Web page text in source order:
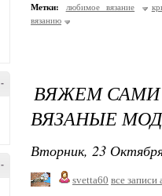
-
-
Метки: любимое вязание
вязанию
ВЯЖЕМ
ВЯЗАНЫЕ
Вторник, 23
svetta60 все записи